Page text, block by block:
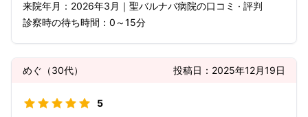
来院年月： 2026年3月 ｜ 聖バルナバ病院の口コミ · 評判
診察時の待ち時間： 0～15分
めぐ （30代） 投稿日： 2025年12月19日
5